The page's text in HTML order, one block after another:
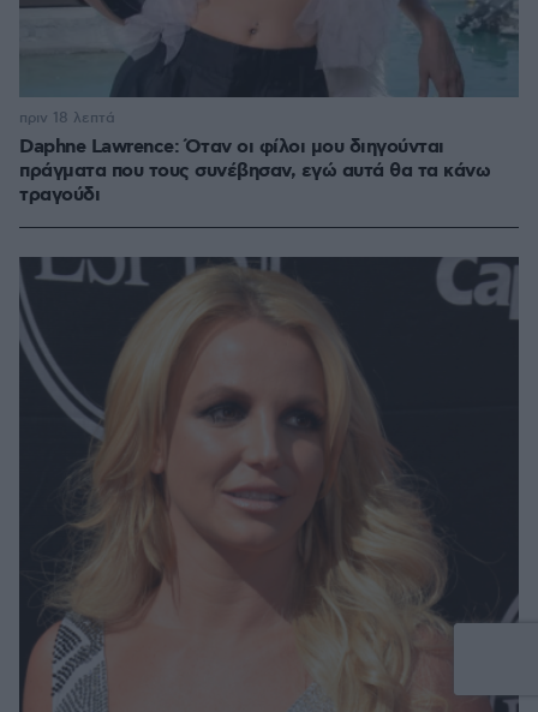
Daphne Lawrence: Όταν οι φίλοι μου διηγούνται
πράγματα που τους συνέβησαν, εγώ αυτά θα τα κάνω
τραγούδι
πριν 18 λεπτά